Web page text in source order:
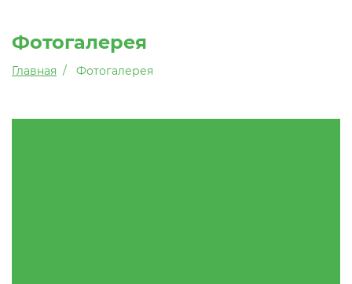
Фотогалерея
Главная Фотогалерея